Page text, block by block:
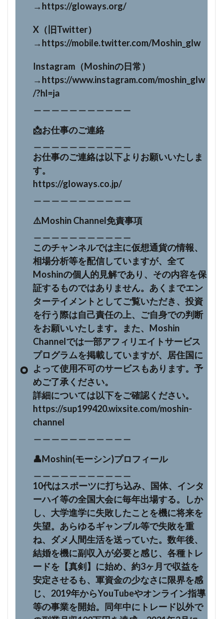
→https://gloways.org/
X（旧Twitter）
→https://mobile.twitter.com/Moshin_glw
Instagram（Moshinの日常）
→https://www.instagram.com/moshin_glw
/?hl=ja
📩お仕事のご連絡
お仕事のご連絡は以下よりお願いいたしま
す。
https://gloways.co.jp/
⚠️Moshin Channel免責事項
このチャンネルでは主に仮想通貨の情報、
相場分析等を配信していますが、全て
Moshinの個人的見解であり、その内容を保
証するものではありません。あくまでエン
ターテイメントとしてご覧いただき、投資
を行う際は自己責任の上、ご自身での判断
をお願いいたします。また、Moshin
Channelでは一部アフィリエイトサービス
プログラムを掲載していますが、居住国に
よって使用不可のサービスもあります。予
めご了承ください。
詳細については以下をご確認ください。
https://sup199420.wixsite.com/moshin-
channel
👤Moshin(モーシン)プロフィール
10代はスポーツに打ち込み、国体、インタ
ーハイ等の全国大会に毎年出場する。しか
し、大学進学に失敗したことを機に将来を
失望。あらゆるギャンブル等で失敗を重
ね、ダメ人間生活を送っていた。数年後、
結婚を機に副収入が必要と感じ、各種トレ
ードを【真剣】に始め、約3ヶ月で収益を
安定させるも、軍資金の少なさに限界を感
じ、2019年からYouTubeやオンライン指導
等の事業を開始。同年中にトレード以外で